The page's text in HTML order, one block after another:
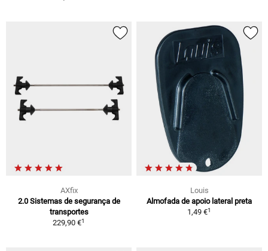
AXfix
2.0 Sistemas de segurança de
transportes
229,90 €1
Louis
Almofada de apoio lateral preta
1,49 €1